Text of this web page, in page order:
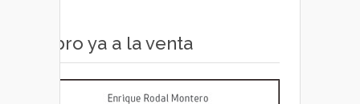
Libro ya a la venta